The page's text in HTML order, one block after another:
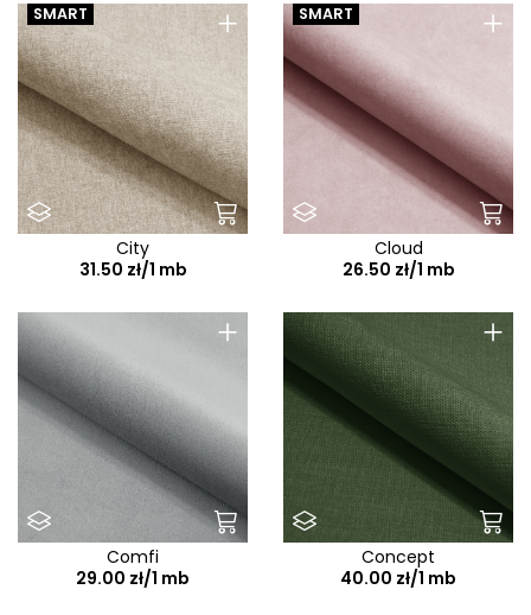
+
SMART
City
31.50 zł/1 mb
+
SMART
Cloud
26.50 zł/1 mb
+
Comfi
29.00 zł/1 mb
+
Concept
40.00 zł/1 mb